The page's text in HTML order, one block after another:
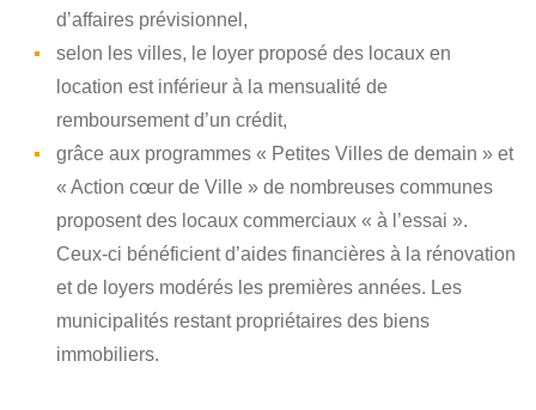
d’affaires prévisionnel,
selon les villes, le loyer proposé des locaux en
location est inférieur à la mensualité de
remboursement d’un crédit,
grâce aux programmes « Petites Villes de demain » et
« Action cœur de Ville » de nombreuses communes
proposent des locaux commerciaux « à l’essai ».
Ceux-ci bénéficient d’aides financières à la rénovation
et de loyers modérés les premières années. Les
municipalités restant propriétaires des biens
immobiliers.